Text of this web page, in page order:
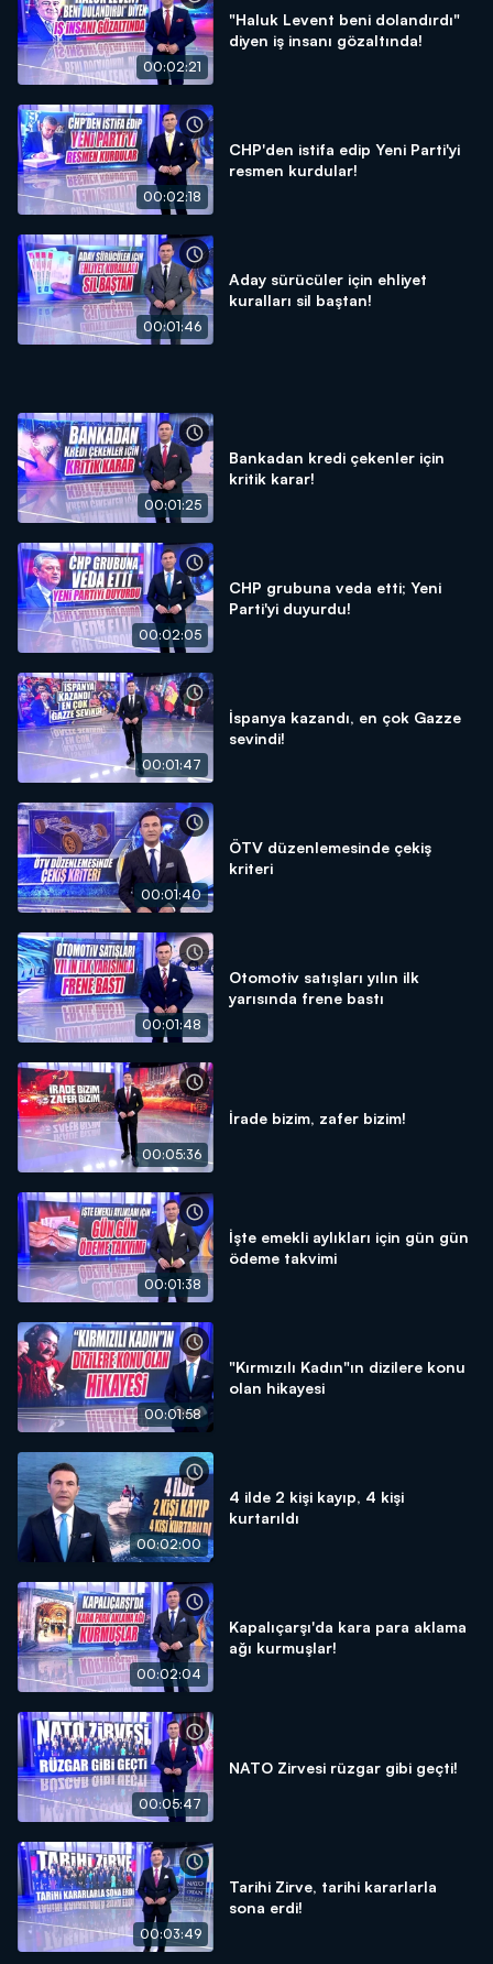
00:02:21
"Haluk Levent beni dolandırdı"
diyen iş insanı gözaltında!
00:02:18
CHP'den istifa edip Yeni Parti'yi
resmen kurdular!
00:01:46
Aday sürücüler için ehliyet
kuralları sil baştan!
00:01:25
Bankadan kredi çekenler için
kritik karar!
00:02:05
CHP grubuna veda etti; Yeni
Parti'yi duyurdu!
00:01:47
İspanya kazandı, en çok Gazze
sevindi!
00:01:40
ÖTV düzenlemesinde çekiş
kriteri
00:01:48
Otomotiv satışları yılın ilk
yarısında frene bastı
00:05:36
İrade bizim, zafer bizim!
00:01:38
İşte emekli aylıkları için gün gün
ödeme takvimi
00:01:58
"Kırmızılı Kadın"ın dizilere konu
olan hikayesi
00:02:00
4 ilde 2 kişi kayıp, 4 kişi
kurtarıldı
00:02:04
Kapalıçarşı'da kara para aklama
ağı kurmuşlar!
00:05:47
NATO Zirvesi rüzgar gibi geçti!
00:03:49
Tarihi Zirve, tarihi kararlarla
sona erdi!